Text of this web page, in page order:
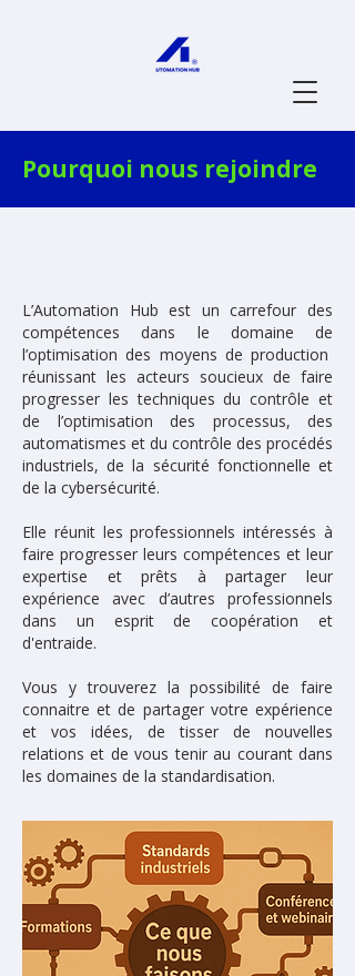
Pourquoi nous rejoindre
L’Automation Hub est un carrefour des
compétences dans le domaine de
l’optimisation des moyens de production
réunissant les acteurs soucieux de faire
progresser les techniques du contrôle et
de l’optimisation des processus, des
automatismes et du contrôle des procédés
industriels, de la sécurité fonctionnelle et
de la cybersécurité.
Elle réunit les professionnels intéressés à
faire progresser leurs compétences et leur
expertise et prêts à partager leur
expérience avec d’autres professionnels
dans un esprit de coopération et
d'entraide.
Vous y trouverez la possibilité de faire
connaitre et de partager votre expérience
et vos idées, de tisser de nouvelles
relations et de vous tenir au courant dans
les domaines de la standardisation.